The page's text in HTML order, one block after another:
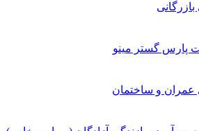
پارس گستر مینو
و ساختمان